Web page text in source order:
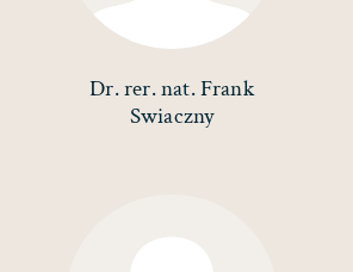
Dr. rer. nat. Frank
Swiaczny